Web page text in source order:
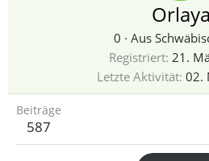
Orlaya
0 · Aus
Registriert 21.
Letzte Aktivität 02.
Beiträge
587